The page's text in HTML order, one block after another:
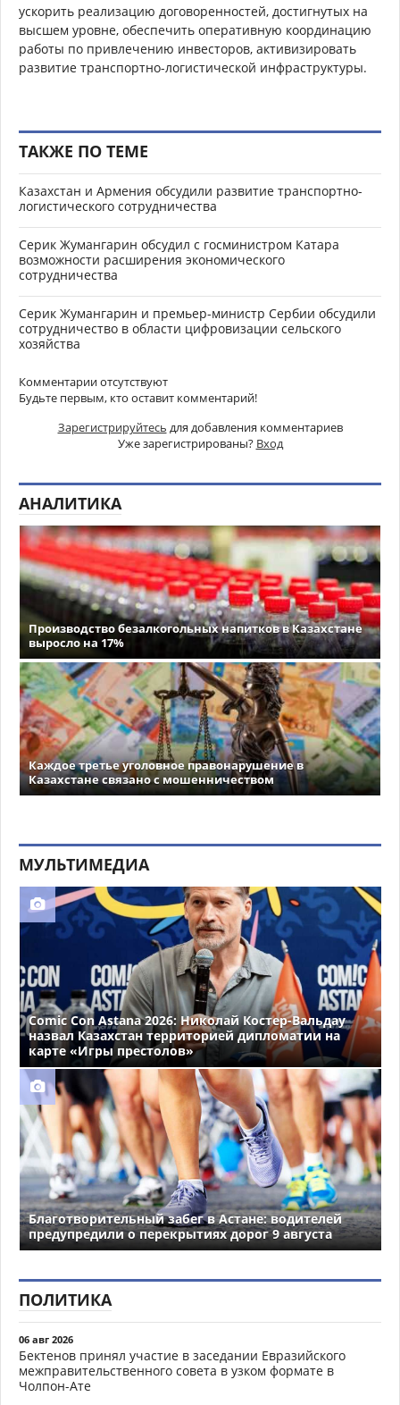
ускорить реализацию договоренностей, достигнутых на
высшем уровне, обеспечить оперативную координацию
работы по привлечению инвесторов, активизировать
развитие транспортно-логистической инфраструктуры.
ТАКЖЕ ПО ТЕМЕ
Казахстан и Армения обсудили развитие транспортно-
логистического сотрудничества
Серик Жумангарин обсудил с госминистром Катара
возможности расширения экономического
сотрудничества
Серик Жумангарин и премьер-министр Сербии обсудили
сотрудничество в области цифровизации сельского
хозяйства
Комментарии отсутствуют
Будьте первым, кто оставит комментарий!
Зарегистрируйтесь для добавления комментариев
Уже зарегистрированы? Вход
АНАЛИТИКА
Производство безалкогольных напитков в Казахстане
выросло на 17%
Каждое третье уголовное правонарушение в
Казахстане связано с мошенничеством
МУЛЬТИМЕДИА
Comic Con Astana 2026: Николай Костер-Вальдау
назвал Казахстан территорией дипломатии на
карте «Игры престолов»
Благотворительный забег в Астане: водителей
предупредили о перекрытиях дорог 9 августа
ПОЛИТИКА
06 авг 2026
Бектенов принял участие в заседании Евразийского
межправительственного совета в узком формате в
Чолпон-Ате